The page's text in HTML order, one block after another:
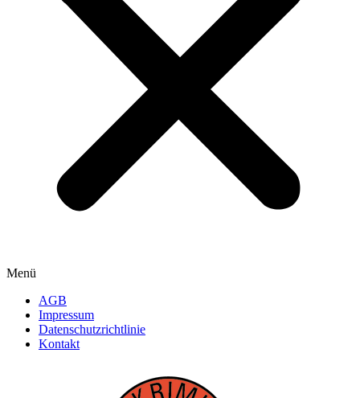
Menü
AGB
Impressum
Datenschutzrichtlinie
Kontakt